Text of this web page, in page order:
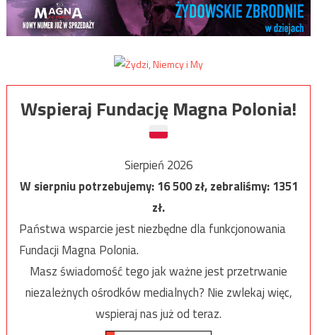
Wspieraj Fundację Magna Polonia!
Sierpień 2026
W sierpniu potrzebujemy:16 500zł, zebraliśmy:1351
zł.
Państwa wsparcie jest niezbędne dla funkcjonowania
Fundacji Magna Polonia.
Masz świadomość tego jak ważne jest przetrwanie
niezależnych ośrodków medialnych? Nie zwlekaj więc,
wspieraj nas już od teraz.